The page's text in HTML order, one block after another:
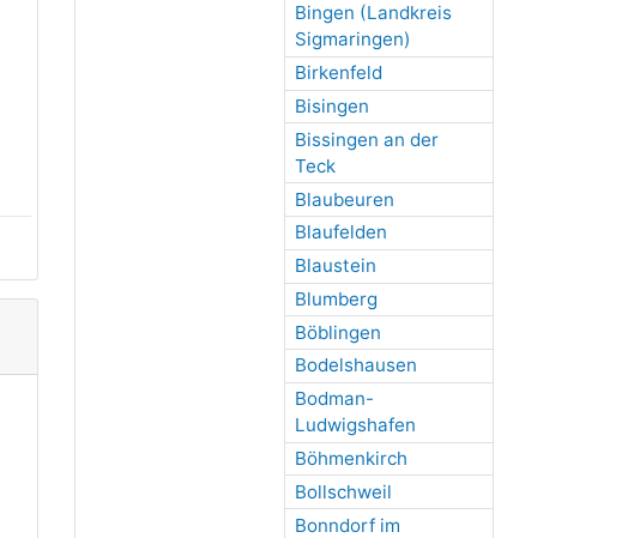
Bingen (Landkreis
Sigmaringen)
Birkenfeld
Bisingen
Bissingen an der
Teck
Blaubeuren
Blaufelden
Blaustein
Blumberg
Böblingen
Bodelshausen
Bodman-
Ludwigshafen
Böhmenkirch
Bollschweil
Bonndorf im